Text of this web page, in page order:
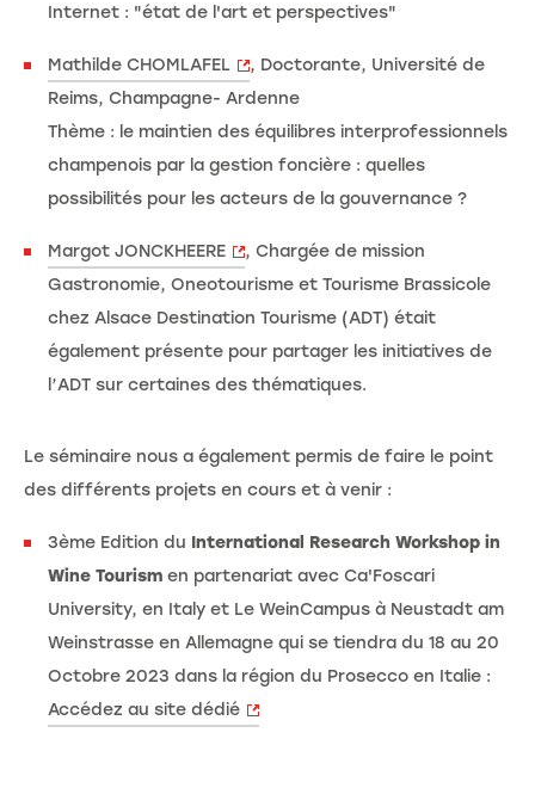
Internet : "état de l'art et perspectives"
Mathilde CHOMLAFEL
, Doctorante, Université de
Reims, Champagne- Ardenne
Thème : le maintien des équilibres interprofessionnels
champenois par la gestion foncière : quelles
possibilités pour les acteurs de la gouvernance ?
Margot JONCKHEERE
, Chargée de mission
Gastronomie, Oneotourisme et Tourisme Brassicole
chez Alsace Destination Tourisme (ADT) était
également présente pour partager les initiatives de
l’ADT sur certaines des thématiques.
Le séminaire nous a également permis de faire le point
des différents projets en cours et à venir :
3ème Edition du International Research Workshop in
Wine Tourism en partenariat avec Ca'Foscari
University, en Italy et Le WeinCampus à Neustadt am
Weinstrasse en Allemagne qui se tiendra du 18 au 20
Octobre 2023 dans la région du Prosecco en Italie :
Accédez au site dédié